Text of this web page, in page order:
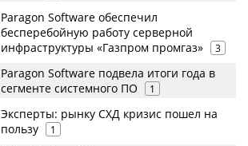
Paragon Software обеспечил
бесперебойную работу серверной
инфраструктуры «Газпром промгаз»
3
Paragon Software подвела итоги года в
сегменте системного ПО
1
Эксперты: рынку СХД кризис пошел на
пользу
1